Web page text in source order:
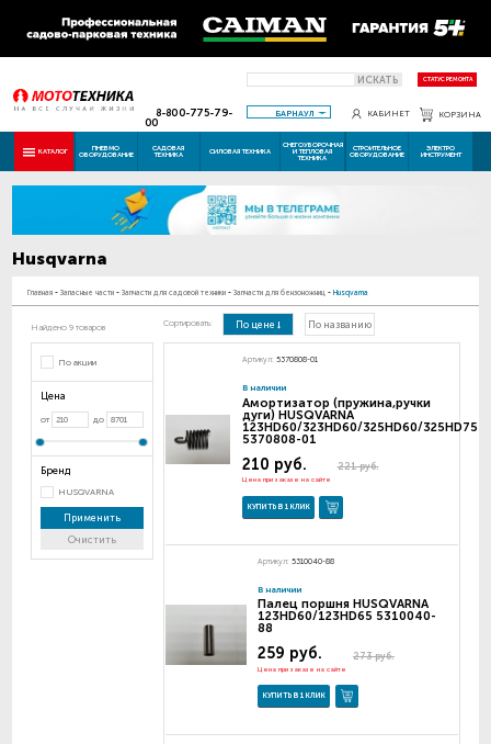
ИСКАТЬ СТАТУС РЕМОНТА
8-800-775-79-
00
БАРНАУЛ КАБИНЕТ КОРЗИНА
КАТАЛОГ ПНЕВМО
ОБОРУДОВАНИЕ
САДОВАЯ
ТЕХНИКА СИЛОВАЯ ТЕХНИКА
СНЕГОУБОРОЧНАЯ
И ТЕПЛОВАЯ
ТЕХНИКА
СТРОИТЕЛЬНОЕ
ОБОРУДОВАНИЕ
ЭЛЕКТРО
ИНСТРУМЕНТ
Husqvarna
Главная - Запасные части - Запчасти для садовой техники - Запчасти для бензоножниц - Husqvarna
Найдено 9 товаров
По акции
Цена
от до
Бренд
HUSQVARNA
Применить
Очистить
Сортировать: По цене По названию
Артикул: 5370808-01
В наличии
Амортизатор (пружина,ручки
дуги) HUSQVARNA
123HD60/323HD60/325HD60/325HD75
5370808-01
221 руб.
210 руб.
Цена при заказе на сайте
КУПИТЬ В 1 КЛИК
Артикул: 5310040-88
В наличии
Палец поршня HUSQVARNA
123HD60/123HD65 5310040-
88
273 руб.
259 руб.
Цена при заказе на сайте
КУПИТЬ В 1 КЛИК